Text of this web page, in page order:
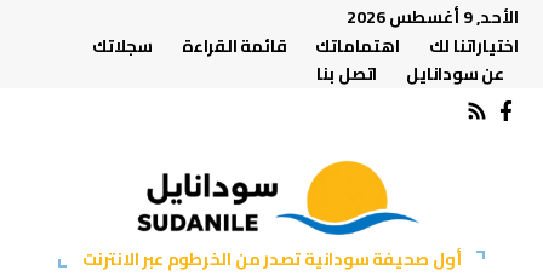
الأحد, 9 أغسطس 2026
اختياراتنا لك
اهتماماتك قائمة القراءة
سجلاتك
عن سودانايل
اتصل بنا
أول صحيفة سودانية تصدر من الخرطوم عبر الانترنت